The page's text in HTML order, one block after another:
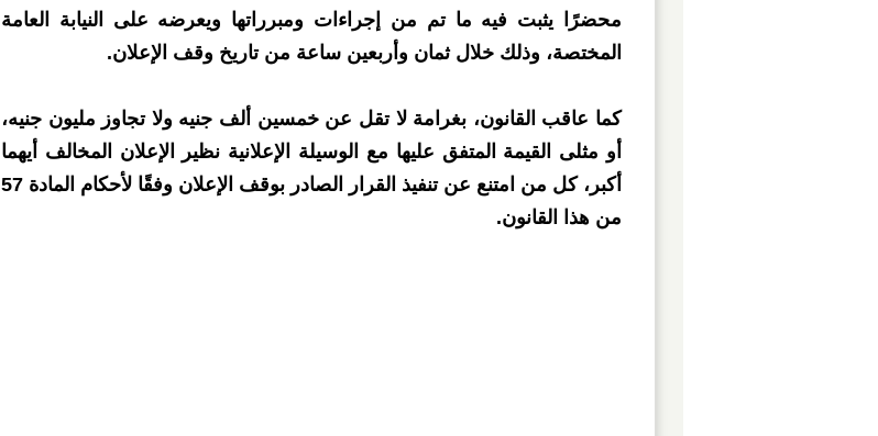
محضرًا يثبت فيه ما تم من إجراءات ومبرراتها ويعرضه على النيابة العامة
المختصة، وذلك خلال ثمان وأربعين ساعة من تاريخ وقف الإعلان.
كما عاقب القانون، بغرامة لا تقل عن خمسين ألف جنيه ولا تجاوز مليون جنيه،
أو مثلى القيمة المتفق عليها مع الوسيلة الإعلانية نظير الإعلان المخالف أيهما
أكبر، كل من امتنع عن تنفيذ القرار الصادر بوقف الإعلان وفقًا لأحكام المادة 57
من هذا القانون.